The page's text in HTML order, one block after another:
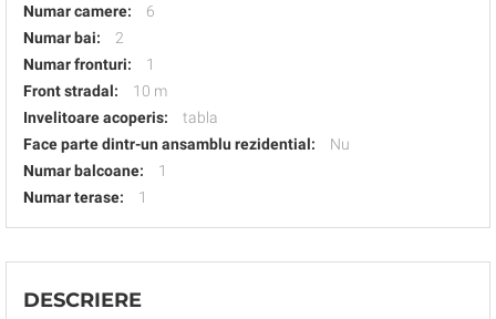
Numar camere:
6
Numar bai:
2
Numar fronturi:
1
Front stradal:
10 m
Invelitoare acoperis:
tabla
Face parte dintr-un ansamblu rezidential:
Nu
Numar balcoane:
1
Numar terase:
1
DESCRIERE